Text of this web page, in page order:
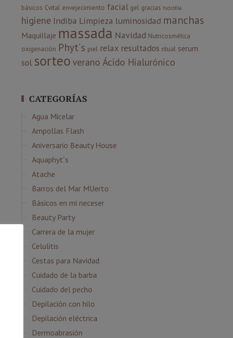
básicos Cvital envejecimiento facial gel gracias hidrófila
higiene Indiba Limpieza luminosidad manchas
Maquillaje massada Navidad Nutricosmética
oxigenación Phyt´s piel relax resultados ritual serum
sol sorteo verano Ácido Hialurónico
CATEGORÍAS
Agua Micelar
Ampollas Flash
Aniversario Beauty House
Aquaphyt´s
Atache
Barros del Mar MUerto
Básicos en mi neceser
Beauty Party
Carrera de la mujer
Celulitis
Cestas para Navidad
Cuidado de la barba
Cuidado del pecho
Depilación con hilo
Depilación eléctrica
Dermoabrasión